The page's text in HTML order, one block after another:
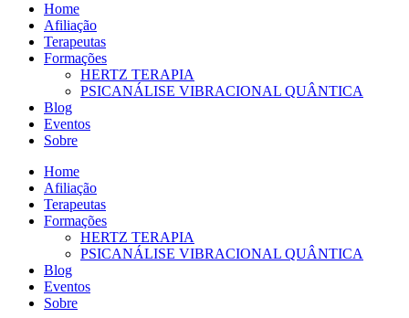
Home
Afiliação
Terapeutas
Formações
HERTZ TERAPIA
PSICANÁLISE VIBRACIONAL QUÂNTICA
Blog
Eventos
Sobre
Home
Afiliação
Terapeutas
Formações
HERTZ TERAPIA
PSICANÁLISE VIBRACIONAL QUÂNTICA
Blog
Eventos
Sobre